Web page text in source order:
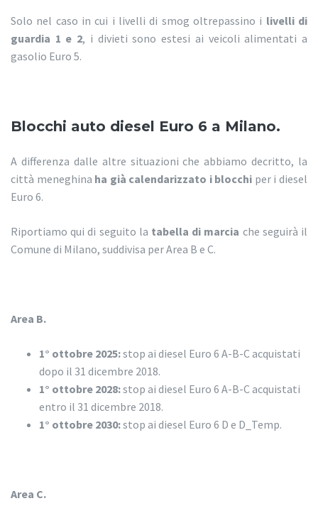
Solo nel caso in cui i livelli di smog oltrepassino i livelli di
guardia 1 e 2, i divieti sono estesi ai veicoli alimentati a
gasolio Euro 5.
Blocchi auto diesel Euro 6 a Milano.
A differenza dalle altre situazioni che abbiamo decritto, la
città meneghina ha già calendarizzato i blocchi per i diesel
Euro 6.
Riportiamo qui di seguito la tabella di marcia che seguirà il
Comune di Milano, suddivisa per Area B e C.
Area B.
1° ottobre 2025:stop ai diesel Euro 6 A-B-C acquistati
dopo il 31 dicembre 2018.
1° ottobre 2028:stop ai diesel Euro 6 A-B-C acquistati
entro il 31 dicembre 2018.
1° ottobre 2030:stop ai diesel Euro 6 D e D_Temp.
Area C.